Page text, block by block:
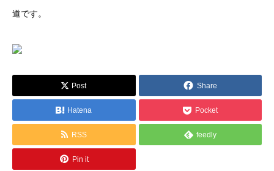
道です。
Post Share
Hatena Pocket
RSS feedly
Pin it